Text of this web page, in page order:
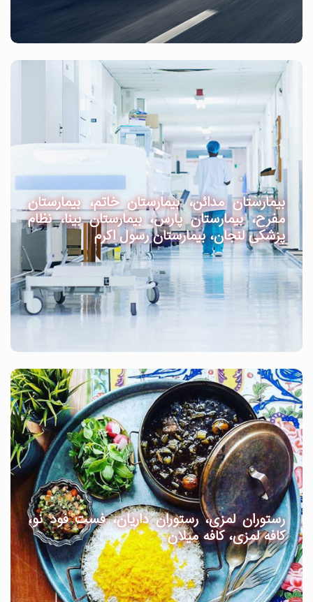
بیمارستان مدائن، بیمارستان خاتم، بیمارستان
مفرح، بیمارستان پارس، بیمارستان بینا، نظام
پزشکی لنجان، بیمارستان رسول اکرم
رستوران لمزی، رستوران داریان، فست فود نو،
کافه لمزی، کافه میلان